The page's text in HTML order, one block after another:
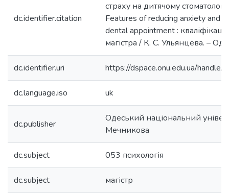
dc.identifier.citation
страху на дитячому
Features of reducing anxiety and
dental appointment :
магістра / К. С. Ульянцева. –
dc.identifier.uri https://dspace.onu.edu.ua/
dc.language.iso uk
dc.publisher
Одеський національний
Мечникова
dc.subject 053 психологія
dc.subject магістр